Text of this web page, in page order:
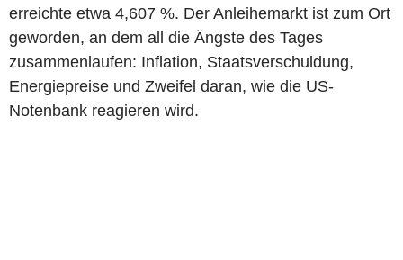
erreichte etwa 4,607 %. Der Anleihemarkt ist zum Ort
geworden, an dem all die Ängste des Tages
zusammenlaufen: Inflation, Staatsverschuldung,
Energiepreise und Zweifel daran, wie die US-
Notenbank reagieren wird.